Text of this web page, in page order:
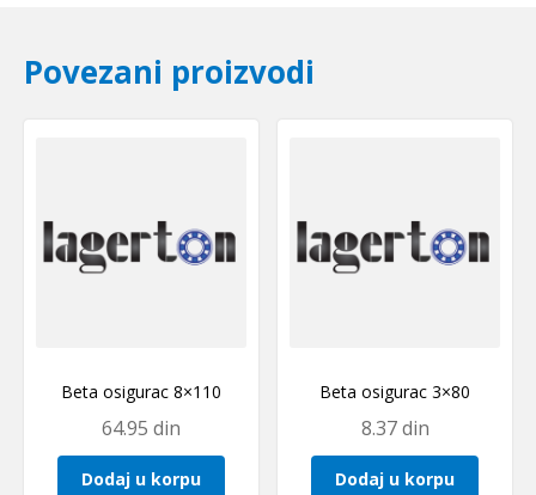
Povezani proizvodi
Beta osigurac 8×110
64.95 din
Dodaj u korpu
Beta osigurac 3×80
8.37din
Dodaj u korpu